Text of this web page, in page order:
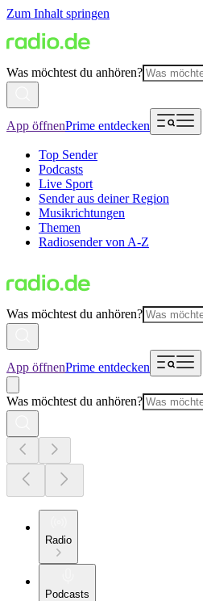
Zum Inhalt springen
Was möchtest du anhören?
App öffnenPrime entdecken
Top Sender
Podcasts
Live Sport
Sender aus deiner Region
Musikrichtungen
Themen
Radiosender von A-Z
Was möchtest du anhören?
App öffnenPrime entdecken
Was möchtest du anhören?
Radio
Podcasts